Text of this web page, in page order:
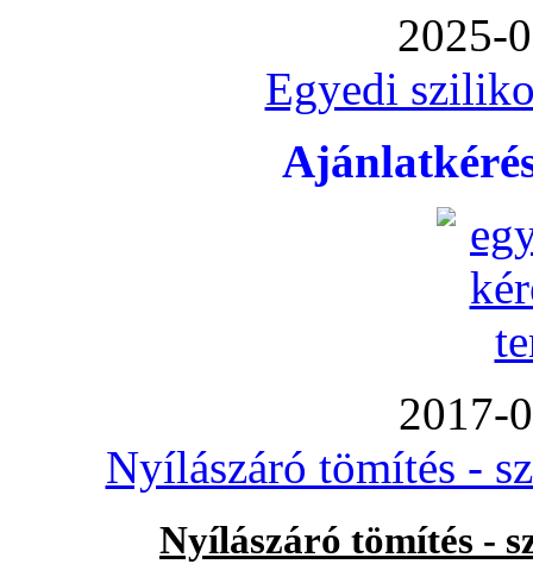
2025-
Egyedi
2017-
Nyílászáró tömítés -
Nyílászáró tömítés -